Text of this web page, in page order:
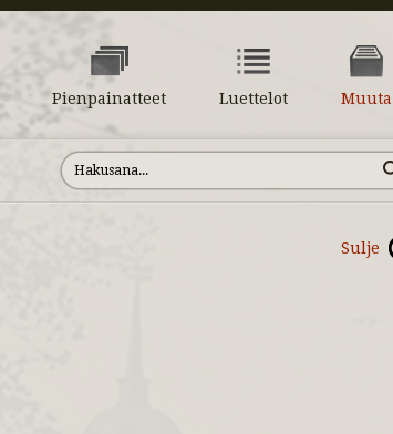
Pienpainatteet Luettelot Muuta
Sulje